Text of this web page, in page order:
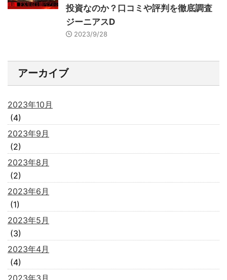
投資なのか？口コミや評判を徹底調査
ジーニアスD
2023/9/28
アーカイブ
2023年10月
(4)
2023年9月
(2)
2023年8月
(2)
2023年6月
(1)
2023年5月
(3)
2023年4月
(4)
2023年3月